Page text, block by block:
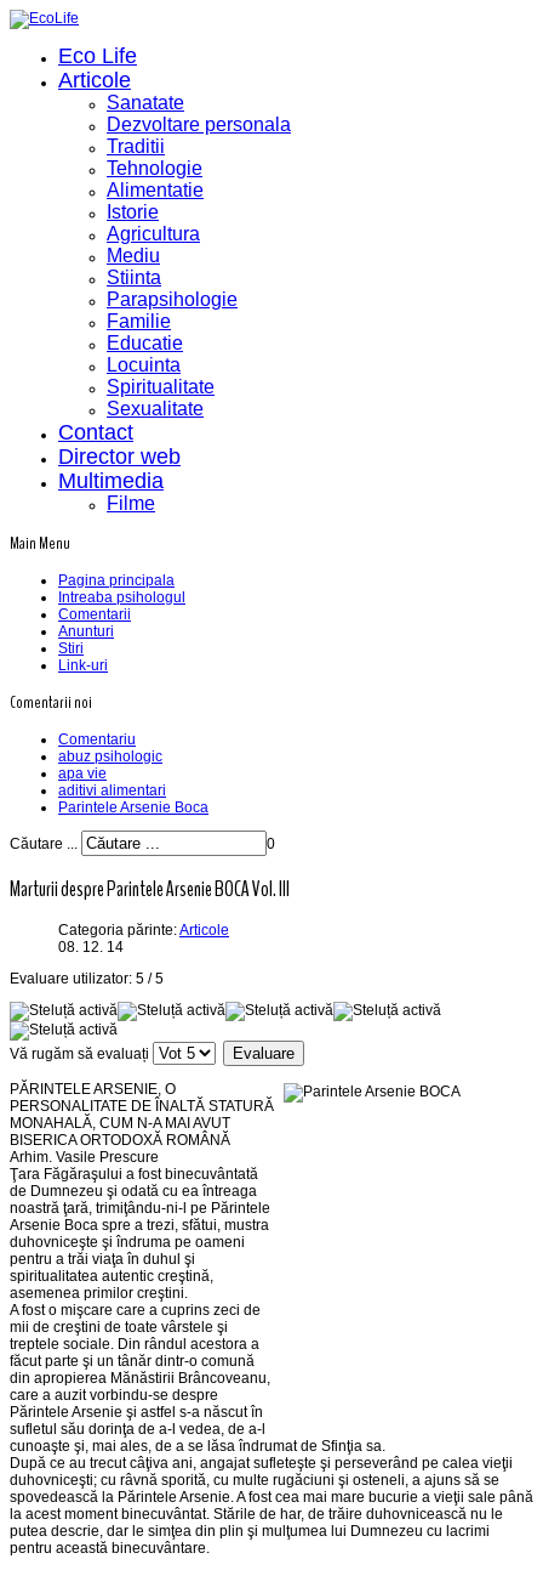
Eco Life
Articole
Sanatate
Dezvoltare personala
Traditii
Tehnologie
Alimentatie
Istorie
Agricultura
Mediu
Stiinta
Parapsihologie
Familie
Educatie
Locuinta
Spiritualitate
Sexualitate
Contact
Director web
Multimedia
Filme
Main Menu
Pagina principala
Intreaba psihologul
Comentarii
Anunturi
Stiri
Link-uri
Comentarii noi
Comentariu
abuz psihologic
apa vie
aditivi alimentari
Parintele Arsenie Boca
Căutare ... 0
Marturii despre Parintele Arsenie BOCA Vol. III
Categoria părinte:Articole
08. 12. 14
Evaluare utilizator: 5 /5
Vă rugăm să evaluați
PĂRINTELE ARSENIE, O
PERSONALITATE DE ÎNALTĂ STATURĂ
MONAHALĂ, CUM N-A MAI AVUT
BISERICA ORTODOXĂ ROMÂNĂ
Arhim. Vasile Prescure
Ţara Făgăraşului a fost binecuvântată
de Dumnezeu şi odată cu ea întreaga
noastră ţară, trimiţându-ni-l pe Părintele
Arsenie Boca spre a trezi, sfătui, mustra
duhovniceşte şi îndruma pe oameni
pentru a trăi viaţa în duhul şi
spiritualitatea autentic creştină,
asemenea primilor creştini.
A fost o mişcare care a cuprins zeci de
mii de creştini de toate vârstele şi
treptele sociale. Din rândul acestora a
făcut parte şi un tânăr dintr-o comună
din apropierea Mănăstirii Brâncoveanu,
care a auzit vorbindu-se despre
Părintele Arsenie şi astfel s-a născut în
sufletul său dorinţa de a-l vedea, de a-l
cunoaşte şi, mai ales, de a se lăsa îndrumat de Sfinţia sa.
După ce au trecut câţiva ani, angajat sufleteşte şi perseverând pe calea vieţii
duhovniceşti; cu râvnă sporită, cu multe rugăciuni şi osteneli, a ajuns să se
spovedească la Părintele Arsenie. A fost cea mai mare bucurie a vieţii sale până
la acest moment binecuvântat. Stările de har, de trăire duhovnicească nu le
putea descrie, dar le simţea din plin şi mulţumea lui Dumnezeu cu lacrimi
pentru această binecuvântare.